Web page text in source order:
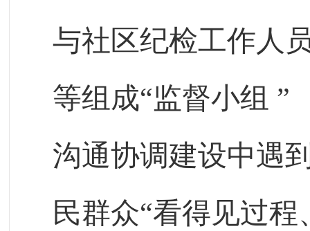
与社区纪检工作人
等组成“监督小组 ”
沟通协调建设中遇
民群众“看得见过